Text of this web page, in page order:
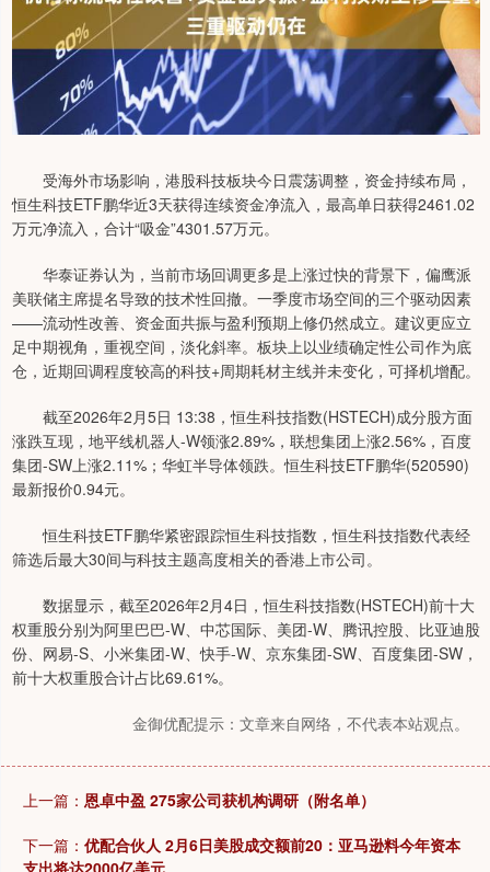
受海外市场影响，港股科技板块今日震荡调整，资金持续布局，
恒生科技ETF鹏华近3天获得连续资金净流入，最高单日获得2461.02
万元净流入，合计“吸金”4301.57万元。
华泰证券认为，当前市场回调更多是上涨过快的背景下，偏鹰派
美联储主席提名导致的技术性回撤。一季度市场空间的三个驱动因素
——流动性改善、资金面共振与盈利预期上修仍然成立。建议更应立
足中期视角，重视空间，淡化斜率。板块上以业绩确定性公司作为底
仓，近期回调程度较高的科技+周期耗材主线并未变化，可择机增配。
截至2026年2月5日 13:38，恒生科技指数(HSTECH)成分股方面
涨跌互现，地平线机器人-W领涨2.89%，联想集团上涨2.56%，百度
集团-SW上涨2.11%；华虹半导体领跌。恒生科技ETF鹏华(520590)
最新报价0.94元。
恒生科技ETF鹏华紧密跟踪恒生科技指数，恒生科技指数代表经
筛选后最大30间与科技主题高度相关的香港上市公司。
数据显示，截至2026年2月4日，恒生科技指数(HSTECH)前十大
权重股分别为阿里巴巴-W、中芯国际、美团-W、腾讯控股、比亚迪股
份、网易-S、小米集团-W、快手-W、京东集团-SW、百度集团-SW，
前十大权重股合计占比69.61%。
金御优配提示：文章来自网络，不代表本站观点。
上一篇： 恩卓中盈 275家公司获机构调研（附名单）
下一篇： 优配合伙人 2月6日美股成交额前20：亚马逊料今年资本